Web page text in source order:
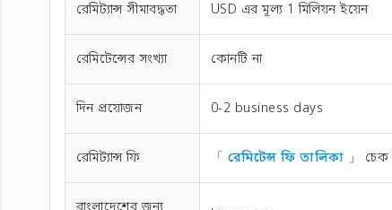
রেমিট্যান্স সীমাবদ্ধতা USD এর মূল্য 1 মিলিয়ন ইয়েন
রেমিটেন্সের সংখ্যা কোনটি না
দিন প্রয়োজন 0-2 business days
রেমিট্যান্স ফি 「 রেমিটেন্স ফি তালিকা 」